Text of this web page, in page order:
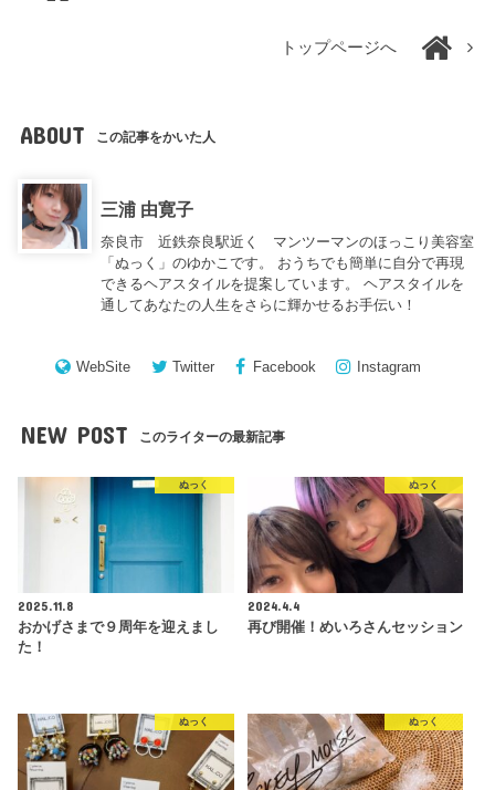
トップページへ
ABOUT この記事をかいた人
三浦 由寛子
奈良市 近鉄奈良駅近く マンツーマンのほっこり美容室
「ぬっく」のゆかこです。 おうちでも簡単に自分で再現
できるヘアスタイルを提案しています。 ヘアスタイルを
通してあなたの人生をさらに輝かせるお手伝い！
WebSite Twitter Facebook Instagram
NEW POST このライターの最新記事
ぬっく
2025.11.8
おかげさまで９周年を迎えまし
た！
ぬっく
2024.4.4
再び開催！めいろさんセッション
ぬっく ぬっく